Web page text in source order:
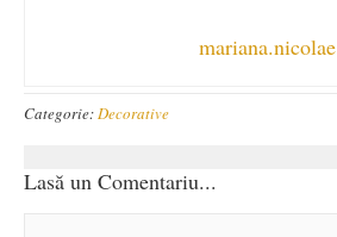
mariana.nicolae
Categorie:Decorative
Lasă un Comentariu...